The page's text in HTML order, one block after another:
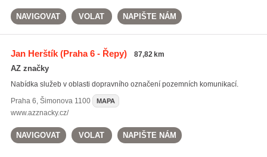
NAVIGOVAT VOLAT NAPIŠTE NÁM
Jan Herštík(Praha 6 - Řepy) 87,82 km
AZ značky
Nabídka služeb v oblasti dopravního označení pozemních komunikací.
Praha 6, Šimonova 1100 MAPA
www.azznacky.cz/
NAVIGOVAT VOLAT NAPIŠTE NÁM